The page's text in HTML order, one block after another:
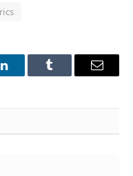
LinkedInTumblr Email